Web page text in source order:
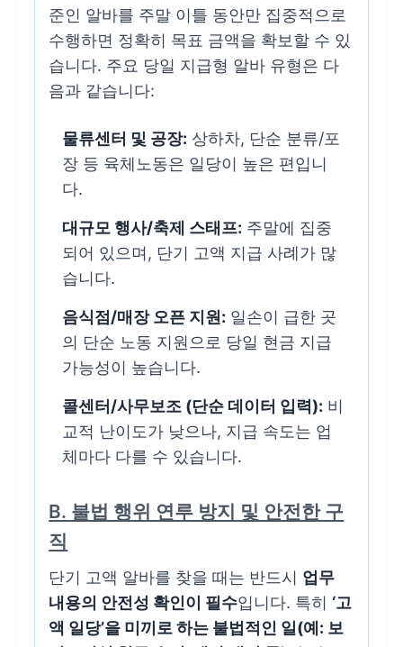
준인 알바를 주말 이틀 동안만 집중적으로
수행하면 정확히 목표 금액을 확보할 수 있
습니다. 주요 당일 지급형 알바 유형은 다
음과 같습니다:
물류센터 및 공장: 상하차, 단순 분류/포
장 등 육체노동은 일당이 높은 편입니
다.
대규모 행사/축제 스태프: 주말에 집중
되어 있으며, 단기 고액 지급 사례가 많
습니다.
음식점/매장 오픈 지원: 일손이 급한 곳
의 단순 노동 지원으로 당일 현금 지급
가능성이 높습니다.
콜센터/사무보조 (단순 데이터 입력): 비
교적 난이도가 낮으나, 지급 속도는 업
체마다 다를 수 있습니다.
B. 불법 행위 연루 방지 및 안전한 구
직
단기 고액 알바를 찾을 때는 반드시 업무
내용의 안전성 확인이 필수입니다. 특히 ‘고
액 일당’을 미끼로 하는 불법적인 일(예: 보